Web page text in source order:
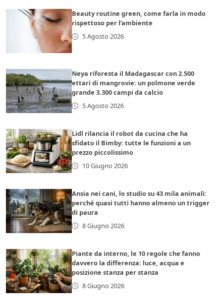
Beauty routine green, come farla in modo
rispettoso per l’ambiente
5 Agosto 2026
Neya riforesta il Madagascar con 2.500
ettari di mangrovie: un polmone verde
grande 3.300 campi da calcio
5 Agosto 2026
Lidl rilancia il robot da cucina che ha
sfidato il Bimby: tutte le funzioni a un
prezzo piccolissimo
10 Giugno 2026
Ansia nei cani, lo studio su 43 mila animali:
perché quasi tutti hanno almeno un trigger
di paura
8 Giugno 2026
Piante da interno, le 10 regole che fanno
davvero la differenza: luce, acqua e
posizione stanza per stanza
8 Giugno 2026